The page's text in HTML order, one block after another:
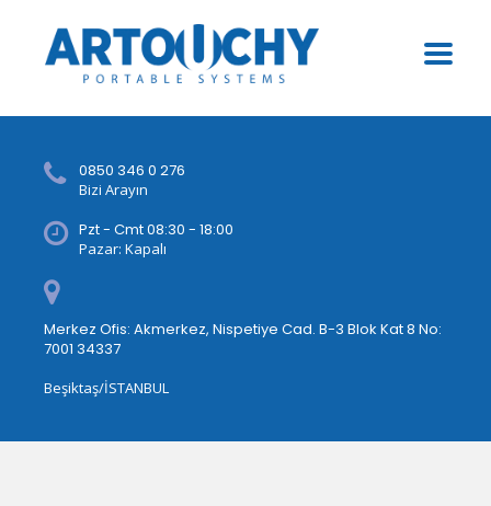
0850 346 0 276
Bizi Arayın
Pzt - Cmt 08:30 - 18:00
Pazar: Kapalı
Merkez Ofis: Akmerkez, Nispetiye Cad. B-3 Blok Kat 8 No:
7001 34337
Beşiktaş/İSTANBUL